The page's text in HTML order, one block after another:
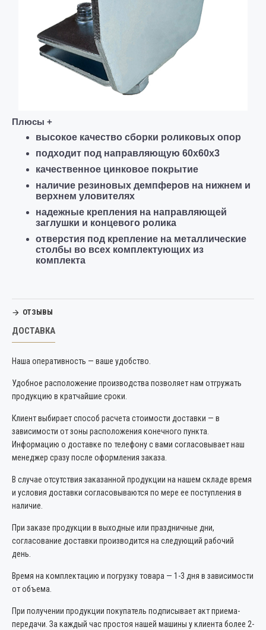
Плюсы +
высокое качество сборки роликовых опор
подходит под направляющую 60х60х3
качественное цинковое покрытие
наличие резиновых демпферов на нижнем и
верхнем уловителях
надежные крепления на направляющей
заглушки и концевого ролика
отверстия под крепление на металлические
столбы во всех комплектующих из
комплекта
ОТЗЫВЫ
ДОСТАВКА
Наша оперативность — ваше удобство.
Удобное расположение производства позволяет нам отгружать
продукцию в кратчайшие сроки.
Клиент выбирает способ расчета стоимости доставки — в
зависимости от зоны расположения конечного пункта.
Информацию о доставке по телефону с вами согласовывает наш
менеджер сразу после оформления заказа.
В случае отсутствия заказанной продукции на нашем складе время
и условия доставки согласовываются по мере ее поступления в
наличие.
При заказе продукции в выходные или праздничные дни,
согласование доставки производится на следующий рабочий
день.
Время на комплектацию и погрузку товара — 1-3 дня в зависимости
от объема.
При получении продукции покупатель подписывает акт приема-
передачи. За каждый час простоя нашей машины у клиента более 2-